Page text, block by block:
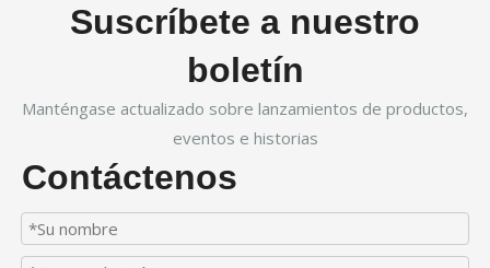
Suscríbete a nuestro
boletín
Manténgase actualizado sobre lanzamientos de productos,
eventos e historias
Contáctenos